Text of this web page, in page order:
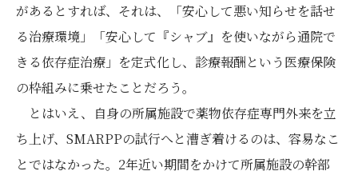
があるとすれば、それは、「安心して悪い知らせを話せ
る治療環境」「安心して『シャブ』を使いながら通院で
きる依存症治療」を定式化し、診療報酬という医療保険
の枠組みに乗せたことだろう。
とはいえ、自身の所属施設で薬物依存症専門外来を立
ち上げ、SMARPPの試行へと漕ぎ着けるのは、容易なこ
とではなかった。2年近い期間をかけて所属施設の幹部